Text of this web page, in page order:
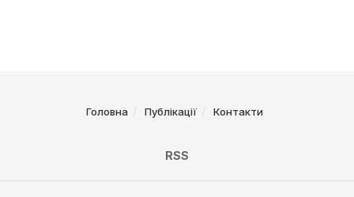
Головна Публікації Контакти
RSS